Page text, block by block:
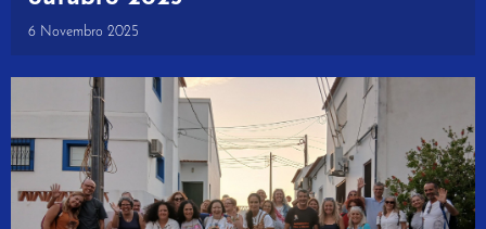
6 Novembro 2025